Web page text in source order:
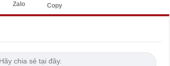
Zalo Copy